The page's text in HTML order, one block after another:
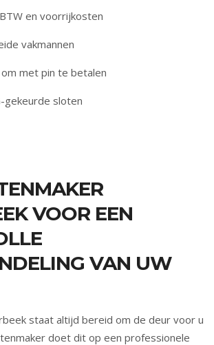
en voorrijkosten
vakmannen
met pin te betalen
gekeurde sloten
VOOR EEN
VAN UW
staat altijd bereid om de deur voor u
doet dit op een professionele